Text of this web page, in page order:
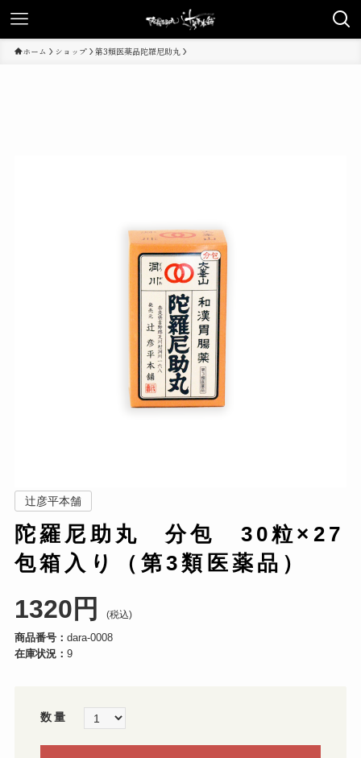
ホーム ショップ 第3類医薬品陀羅尼助丸
辻彦平本舗
陀羅尼助丸 分包 30粒×27
包箱入り（第3類医薬品）
1320円 (税込)
商品番号： dara-0008
在庫状況： 9
数量